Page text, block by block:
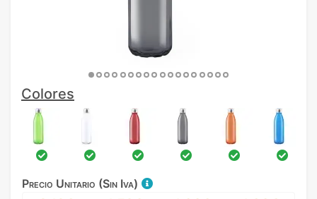
Colores
Precio Unitario (Sin Iva)